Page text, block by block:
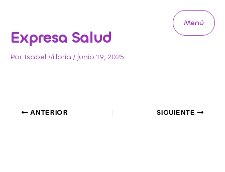
contenido
Main
Menú
Expresa Salud
Por Isabel Villoria / junio 19, 2025
ANTERIOR SIGUIENTE